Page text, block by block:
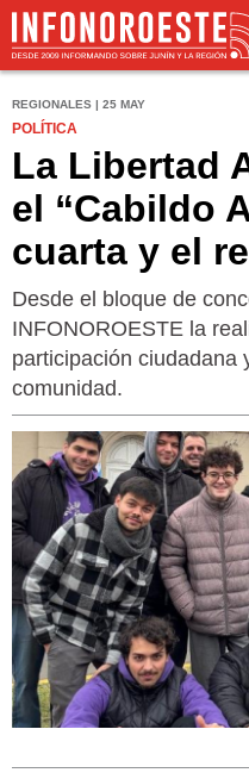
REGIONALES | 25 MAY
POLÍTICA
La Libertad
el “Cabildo
cuarta y el
Desde el bloque de
INFONOROESTE la
participación ciudadana
comunidad.